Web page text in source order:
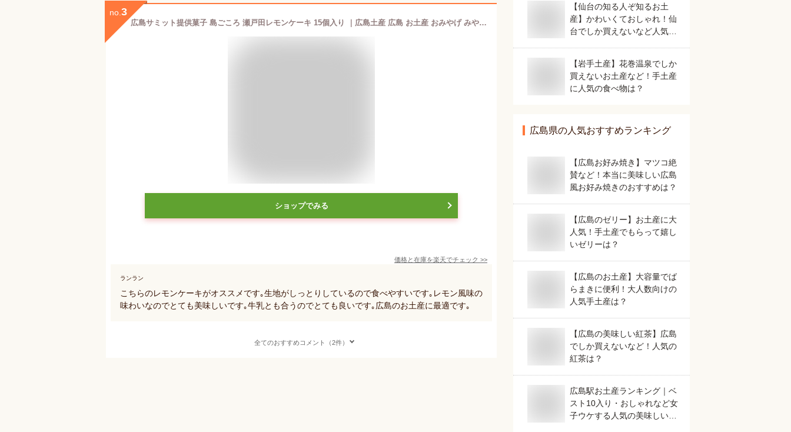
no. 3
広島サミット提供菓子 島ごころ 瀬戸田レモンケーキ 15個入り ｜広島土産 広島 お土産 おみやげ みやげ お菓子 プレゼント ギフト 手土産 銘菓 お返し 挨拶 お礼 スイーツ お返し 広島 尾道 瀬戸田 瀬戸内 しまなみ海道 帰省土産 お取り寄せ 贈り物
ショップでみる
価格と在庫を楽天でチェック >>
ランラン
こちらのレモンケーキがオススメです｡生地がしっとりしているので食べやすいです｡レモン風味の
味わいなのでとても美味しいです｡牛乳とも合うのでとても良いです｡広島のお土産に最適です｡
全てのおすすめコメント（2件）
【仙台の知る人ぞ知るお土
産】かわいくておしゃれ！仙
台でしか買えないなど人気の
【岩手土産】花巻温泉でしか
買えないお土産など！手土産
に人気の食べ物は？
広島県の人気おすすめランキング
【広島お好み焼き】マツコ絶
賛など！本当に美味しい広島
風お好み焼きのおすすめは？
【広島のゼリー】お土産に大
人気！手土産でもらって嬉し
いゼリーは？
【広島のお土産】大容量でば
らまきに便利！大人数向けの
人気手土産は？
【広島の美味しい紅茶】広島
でしか買えないなど！人気の
紅茶は？
広島駅お土産ランキング｜ベ
スト10入り・おしゃれなど女
子ウケする人気の美味しいお